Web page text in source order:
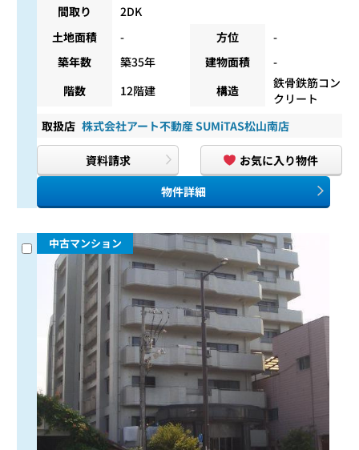
間取り
2DK
土地面積
- 方位
-
築年数
築35年 建物面積
-
階数
12階建 構造
鉄骨鉄筋コン
クリート
取扱店 株式会社アート不動産 SUMiTAS松山南店
資料請求
お気に入り物件
物件詳細
中古マンション